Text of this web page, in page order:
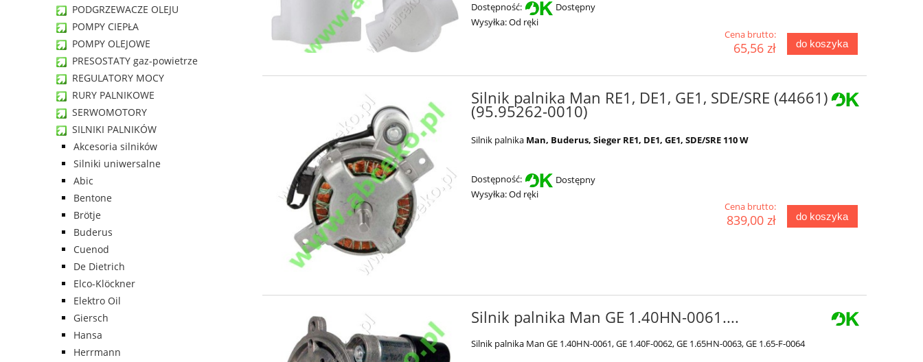
PODGRZEWACZE OLEJU
POMPY CIEPŁA
POMPY OLEJOWE
PRESOSTATY gaz-powietrze
REGULATORY MOCY
RURY PALNIKOWE
SERWOMOTORY
SILNIKI PALNIKÓW
Akcesoria silników
Silniki uniwersalne
Abic
Bentone
Brötje
Buderus
Cuenod
De Dietrich
Elco-Klöckner
Elektro Oil
Giersch
Hansa
Herrmann
Dostępność:
Dostępny
Wysyłka:Od ręki
Cena brutto:
65,56 zł do koszyka
Silnik palnika Man RE1, DE1, GE1, SDE/SRE (44661)
(95.95262-0010)
Silnik palnika Man, Buderus, Sieger RE1, DE1, GE1, SDE/SRE 110 W
Dostępność:
Dostępny
Wysyłka:Od ręki
Cena brutto:
839,00 zł do koszyka
Silnik palnika Man GE 1.40HN-0061....
Silnik palnika Man GE 1.40HN-0061, GE 1.40F-0062, GE 1.65HN-0063, GE 1.65-F-0064